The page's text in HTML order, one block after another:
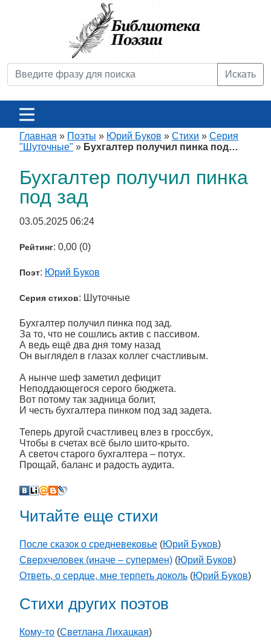
Искать
Главная » Поэты » Юрий Буков » Стихи » Серия
"Шуточные" » Бухгалтер получил пинка под…
Бухгалтер получил пинка
под зад
03.05.2025 06:24
Рейтинг: 0,00 (0)
Поэт: Юрий Буков
Серия стихов: Шуточные
Бухгалтер получил пинка под зад.
За то, что не сошлись актив с пассивом.
А ведь ещё два дня тому назад
Он выглядел в глазах коллег счастливым.
А нынче шеф заметил дефицит
Неподдающегося серого бюджета.
Вот потому так задница болит,
И честь бухгалтера пинком под зад задета.
Теперь другой счастливец влез в гроссбух,
Чтобы в счетах всё было шито-крыто.
А светоч старого бухгалтера – потух.
Прощай, баланс и радость аудита.
Читайте еще стихи
После сказок о средневековье (Юрий Буков)
Сверхчеловек (иначе – супермен) (Юрий Буков)
Ответь, о сердце, мне терпеть доколь (Юрий Буков)
Стихи других поэтов
Кому-то (Светлана Лихацкая)